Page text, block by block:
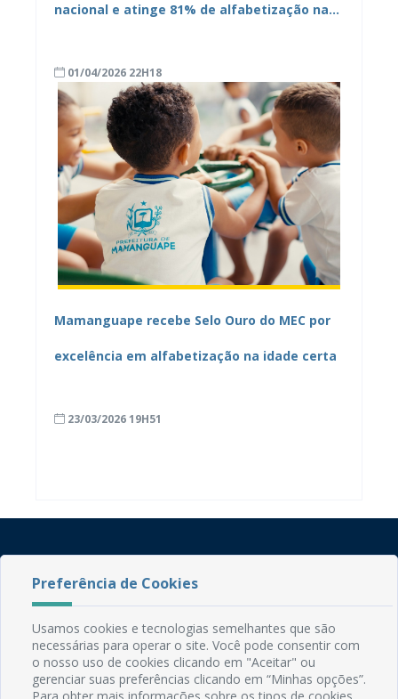
nacional e atinge 81% de alfabetização na
01/04/2026 22H18
Mamanguape recebe Selo Ouro do MEC por
excelência em alfabetização na idade certa
23/03/2026 19H51
Rua do Imperador, 78, Centro
CEP: 58.280-000 - Mamanguape/PB
Fone: (83) 3292-2246
Preferência de Cookies
Usamos cookies e tecnologias semelhantes que são
necessárias para operar o site. Você pode consentir com
o nosso uso de cookies clicando em "Aceitar" ou
gerenciar suas preferências clicando em “Minhas opções”.